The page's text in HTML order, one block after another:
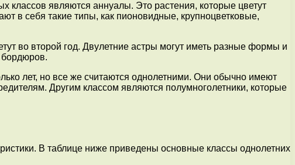
классов являются аннуалы. Это растения, которые цветут
в себя такие типы, как пионовидные, крупноцветковые,
во второй год. Двулетние астры могут иметь разные формы и
бордюров.
лет, но все же считаются однолетними. Они обычно имеют
Другим классом являются полумноголетники, которые
В таблице ниже приведены основные классы однолетних